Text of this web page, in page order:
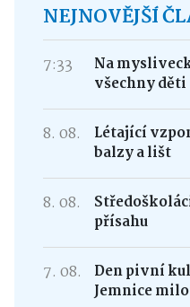
NEJNOVĚJŠÍ
7:33
Na
všechny děti
8. 08.
Létající
balzy a lišt
8. 08.
přísahu
7. 08.
Den pivní
Jemnice